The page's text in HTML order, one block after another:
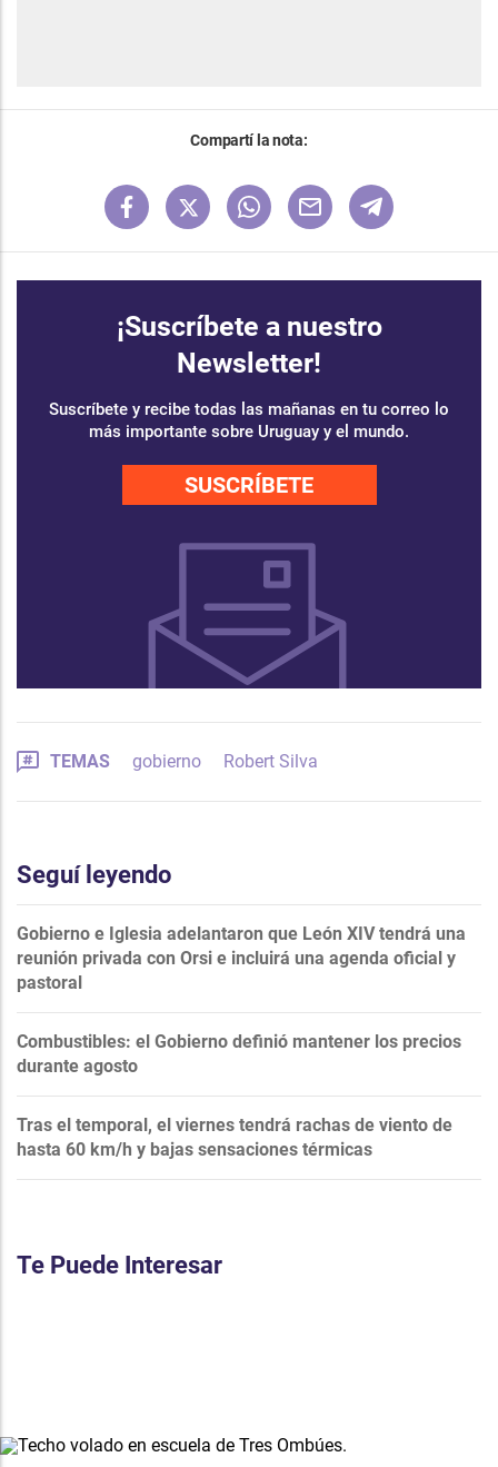
Compartí la nota:
¡Suscríbete a nuestro
Newsletter!
Suscríbete y recibe todas las mañanas en tu correo lo
más importante sobre Uruguay y el mundo.
SUSCRÍBETE
TEMAS gobierno Robert Silva
Seguí leyendo
Gobierno e Iglesia adelantaron que León XIV tendrá una
reunión privada con Orsi e incluirá una agenda oficial y
pastoral
Combustibles: el Gobierno definió mantener los precios
durante agosto
Tras el temporal, el viernes tendrá rachas de viento de
hasta 60 km/h y bajas sensaciones térmicas
Te Puede Interesar